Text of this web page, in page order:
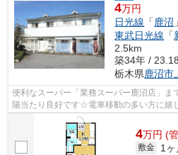
4万円
日光線 「鹿沼
東武日光線 「
2.5km
築34年 /
栃木県鹿沼市
便利なスーパー「業務スーパー鹿沼店」ま
陽当たり良好です☆電車移動の多い方に
こちらの物件はアパートです☆日光線鹿沼駅
4万円 (
敷金 1ヶ